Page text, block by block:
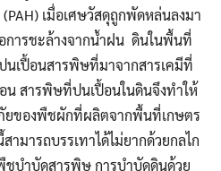
เมื่อเศษวัสดุถูกพัดหล่นลงมา
การชะล้างจากน้ำฝน ดินในพื้นที่
นเปื้อนสารพิษที่มาจากสารเคมีที่
น สารพิษที่ปนเปื้อนในดินจึงทำให้
ยของพืชผักที่ผลิตจากพื้นที่เกษตร
ามารถบรรเทาได้ไม่ยากด้วยกลไก
ชบำบัดสารพิษ การบำบัดดินด้วย